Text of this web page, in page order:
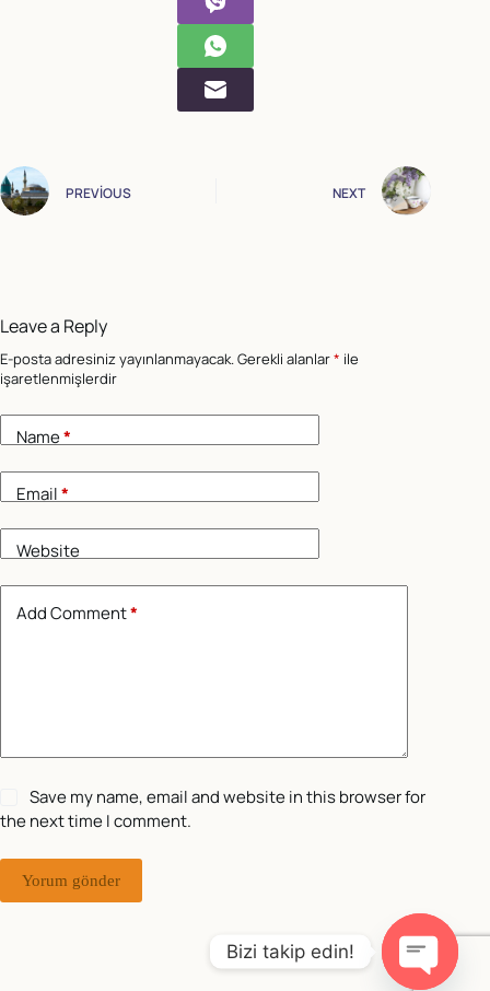
PREVIOUS NEXT
Leave a Reply
E-posta adresiniz yayınlanmayacak.Gerekli alanlar* ile
işaretlenmişlerdir
Name*
Email*
Website
Add Comment*
Save my name, email and website in this browser for
the next time I comment.
Yorum gönder
Bizi takip edin!